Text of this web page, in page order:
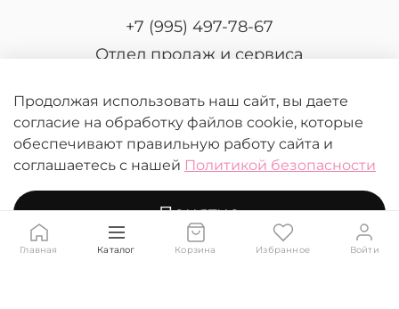
+7 (995) 497-78-67
Отдел продаж и сервиса
© 2026 FERRASKIN.
Любое использование контента без письменного
разрешения запрещено
Продолжая использовать наш сайт, вы даете
согласие на обработку файлов cookie, которые
обеспечивают правильную работу сайта и
соглашаетесь с нашей Политикой безопасности
Понятно
Главная Каталог Корзина Избранное Войти